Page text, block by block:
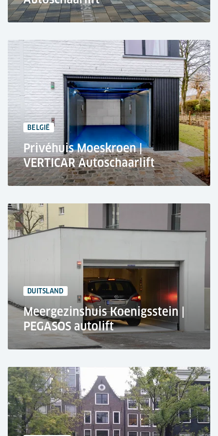
Appartementengebouw, Schaffhausen
Autolift VERTICAR Plus
3.000 kg Hefvermogen
+10 Parkeerplaatsen
BELGIË
Privéhuis Moeskroen |
VERTICAR Autoschaarlift
Flatgebouw, Moeskroen
VERTICAR Autoschaarlift
2.500 kg Hefvermogen
DUITSLAND
Meergezinshuis Koenigsstein |
PEGASOS autolift
Privé huis, Königstein
Autolift PEGASOS
2.700 kg Hefvermogen